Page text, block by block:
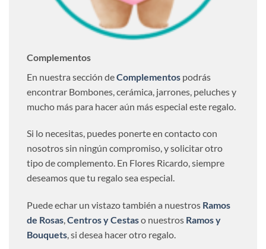
Complementos
En nuestra sección deComplementos podrás
encontrar Bombones, cerámica, jarrones, peluches y
mucho más para hacer aún más especial este regalo.
Si lo necesitas, puedes ponerte en contacto con
nosotros sin ningún compromiso, y solicitar otro
tipo de complemento. En Flores Ricardo, siempre
deseamos que tu regalo sea especial.
Puede echar un vistazo también a nuestros Ramos
de Rosas,Centros y Cestaso nuestros Ramos y
Bouquets, si desea hacer otro regalo.